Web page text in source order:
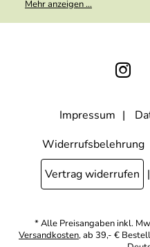
weitergegeben. Zu
den Link "Abmelden" am
Option Newsletter im
habe
Mehr anzeigen ...
Impressum
Widerrufsbelehrung
Vertrag widerrufen
* Alle Preisangaben inkl.
Versandkosten, ab 39,- €